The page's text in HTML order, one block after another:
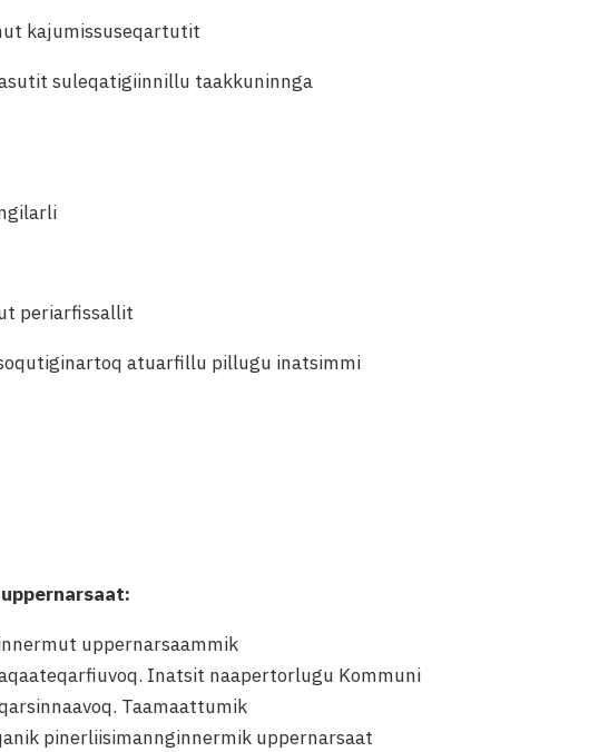
kajumissuseqartutit
suleqatigiinnillu taakkuninnga
periarfissallit
atuarfillu pillugu inatsimmi
uppernarsaammik
Inatsit naapertorlugu Kommuni
Taamaattumik
pinerliisimannginnermik uppernarsaat